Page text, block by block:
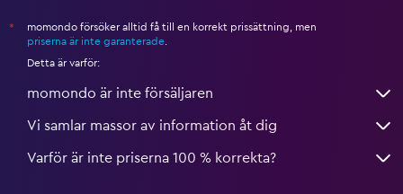
*
momondo försöker alltid få till en korrekt prissättning, men
priserna är inte garanterade
Detta är varför:
momondo är inte försäljaren
Vi samlar massor av information åt dig
Varför är inte priserna 100 % korrekta?